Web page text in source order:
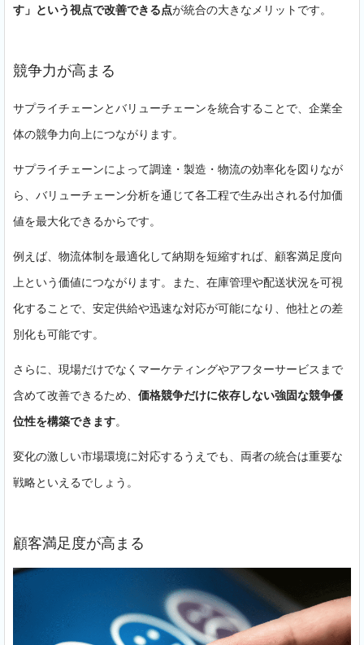
す」という視点で改善できる点が統合の大きなメリットです。
競争力が高まる
サプライチェーンとバリューチェーンを統合することで、企業全
体の競争力向上につながります。
サプライチェーンによって調達・製造・物流の効率化を図りなが
ら、バリューチェーン分析を通じて各工程で生み出される付加価
値を最大化できるからです。
例えば、物流体制を最適化して納期を短縮すれば、顧客満足度向
上という価値につながります。また、在庫管理や配送状況を可視
化することで、安定供給や迅速な対応が可能になり、他社との差
別化も可能です。
さらに、現場だけでなくマーケティングやアフターサービスまで
含めて改善できるため、 価格競争だけに依存しない強固な競争優
位性を構築できます。
変化の激しい市場環境に対応するうえでも、両者の統合は重要な
戦略といえるでしょう。
顧客満足度が高まる